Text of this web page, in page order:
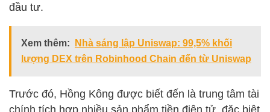
đầu tư.
Xem thêm:
Nhà sáng lập Uniswap: 99,5% khối
lượng DEX trên Robinhood Chain đến từ Uniswap
Trước đó, Hồng Kông được biết đến là trung tâm tài